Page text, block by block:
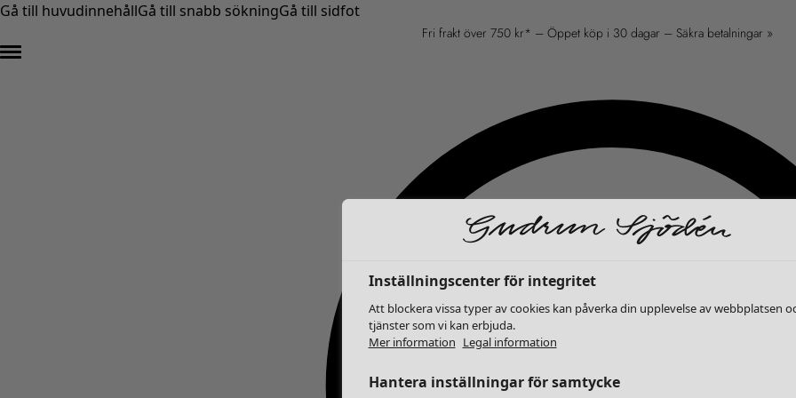
Gå till huvudinnehållGå till snabb sökningGå till sidfot
Fri frakt över 750 kr* – Öppet köp i 30 dagar – Säkra betalningar »
Inställningscenter för integritet
Att blockera vissa typer av cookies kan påverka din upplevelse av webbplatsen
tjänster som vi kan erbjuda.
Mer information Legal information
Hantera inställningar för samtycke